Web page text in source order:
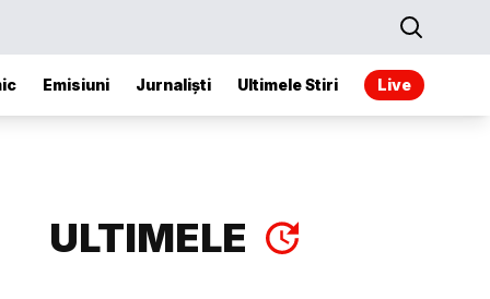
Emisiuni Jurnaliști Ultimele Stiri Live
ULTIMELE